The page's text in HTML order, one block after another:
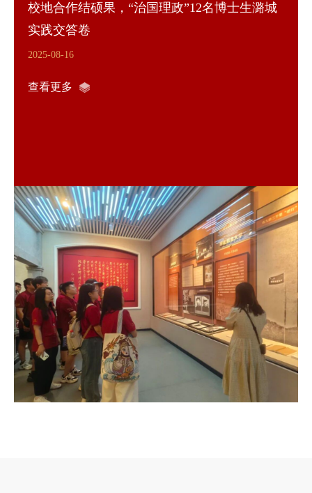
校地合作结硕果，“治国理政”12名博士生潞城
实践交答卷
2025-08-16
查看更多